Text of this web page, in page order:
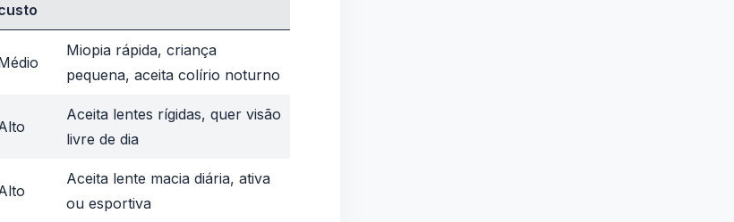
Miopia rápida, criança
pequena, aceita colírio noturno
Aceita lentes rígidas, quer visão
livre de dia
Aceita lente macia diária, ativa
ou esportiva